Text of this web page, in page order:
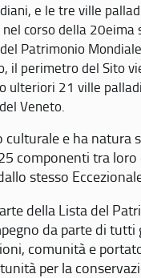
e le tre ville
corso della 20eima
Patrimonio
il perimetro del Sito
ulteriori 21 ville
Veneto.
culturale e ha natura
componenti tra
stesso
della Lista del
da parte di tutti
comunità e
per la